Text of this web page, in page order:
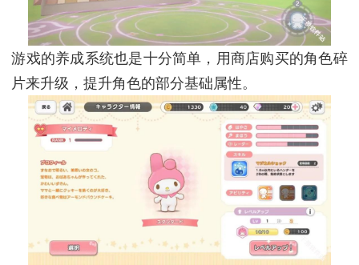
游戏的养成系统也是十分简单，用商店购买的角色碎
片来升级，提升角色的部分基础属性。